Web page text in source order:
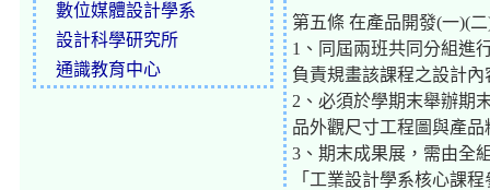
數位媒體設計學系
設計科學研究所
通識教育中心
第五條 在產品開發(一)(
1、同屆兩班共同分組進
負責規畫該課程之設計
2、必須於學期末舉辦期
品外觀尺寸工程圖與產
3、期末成果展，需由全
「工業設計學系核心課